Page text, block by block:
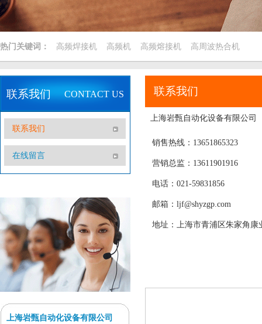
热门关键词： 高频焊接机 高频机 高频熔接机 高周波热合机
联系我们 CONTACT US
联系我们
在线留言
上海岩甄自动化设备有限公司
联系我们
上海岩甄自动化设备有限公司
销售热线：13651865323
营销总监：13611901916
电话：021-59831856
邮箱：ljf@shyzgp.com
地址：上海市青浦区朱家角康